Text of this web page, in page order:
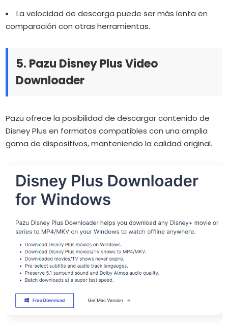
La velocidad de descarga puede ser más lenta en
comparación con otras herramientas.
5. Pazu Disney Plus Video
Downloader
Pazu ofrece la posibilidad de descargar contenido de
Disney Plus en formatos compatibles con una amplia
gama de dispositivos, manteniendo la calidad original.